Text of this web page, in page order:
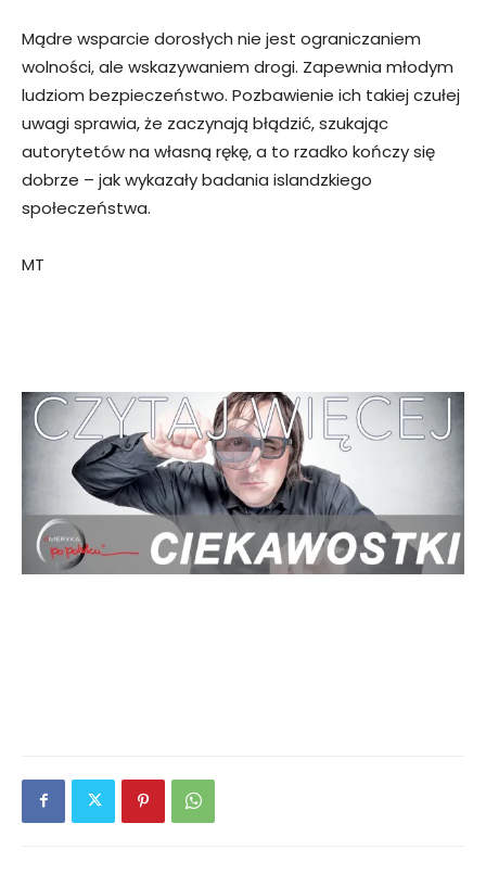
Mądre wsparcie dorosłych nie jest ograniczaniem
wolności, ale wskazywaniem drogi. Zapewnia młodym
ludziom bezpieczeństwo. Pozbawienie ich takiej czułej
uwagi sprawia, że zaczynają błądzić, szukając
autorytetów na własną rękę, a to rzadko kończy się
dobrze – jak wykazały badania islandzkiego
społeczeństwa.
MT